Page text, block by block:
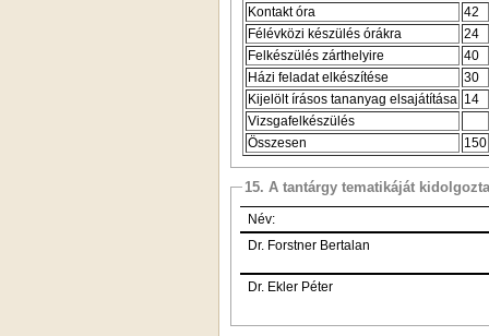
Kontakt óra
42
Félévközi készülés órákra
24
Felkészülés zárthelyire
40
Házi feladat elkészítése
30
Kijelölt írásos tananyag elsajátítása 14
Vizsgafelkészülés
Összesen
150
15. A tantárgy tematikáját kidolgozta
Név:
Dr. Forstner Bertalan
Dr. Ekler Péter